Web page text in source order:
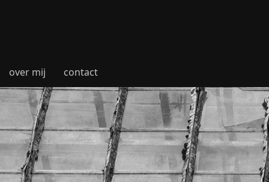
over mij contact